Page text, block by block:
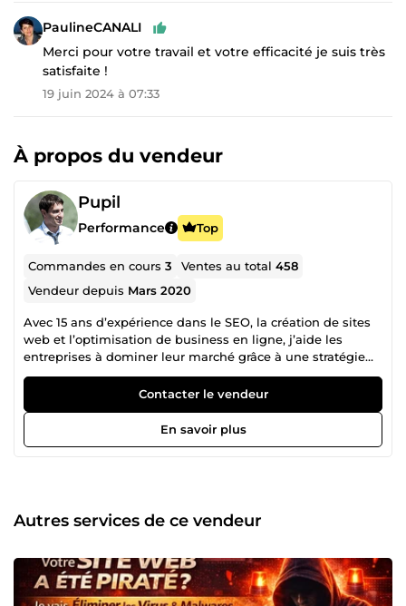
PaulineCANALI
Merci pour votre travail et votre efficacité je suis très
satisfaite !
19 juin 2024 à 07:33
À propos du vendeur
Pupil
Performance Top
Commandes en cours3 Ventes au total458
Vendeur depuis Mars 2020
Avec 15 ans d’expérience dans le SEO, la création de sites
web et l’optimisation de business en ligne, j’aide les
entreprises à dominer leur marché grâce à une stratégie
digitale sur-mesure. 💡 Expert en référencement naturel
(SEO), j’optimise votre visibilité sur Google en appliquant
les meilleures pratiques de l’algorithme et en développant
un contenu E-E-A-T friendly qui inspire confiance et
crédibilité. 🌍 Créateur de sites web performants, je
détail est pensé pour maximiser votre impact digital. 📈
Stratégie et optimisation business : Parce que le SEO ne se
clients dans une vision globale du digital en optimisant
chaque levier : expérience utilisateur (UX), tunnel de vente,
branding, publicité en ligne et automation. Pourquoi me
Contacter le vendeur
En savoir plus
Autres services de ce vendeur